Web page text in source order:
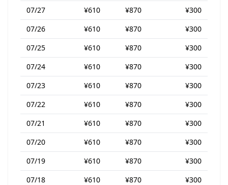
07/27
¥610 ¥870
¥300
07/26
¥610 ¥870
¥300
07/25
¥610 ¥870
¥300
07/24
¥610 ¥870
¥300
07/23
¥610 ¥870
¥300
07/22
¥610 ¥870
¥300
07/21
¥610 ¥870
¥300
07/20
¥610 ¥870
¥300
07/19
¥610 ¥870
¥300
07/18
¥610 ¥870
¥300